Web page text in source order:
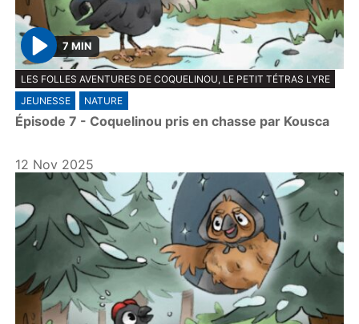
P
l
a
y
7 MIN
LES FOLLES AVENTURES DE COQUELINOU, LE PETIT TÉTRAS LYRE
JEUNESSE
NATURE
Épisode 7 - Coquelinou pris en chasse par Kousca
12 Nov 2025